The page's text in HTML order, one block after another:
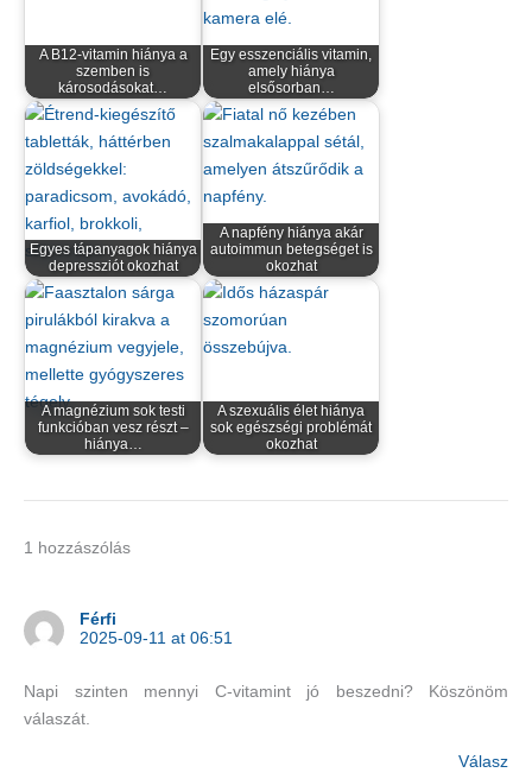
A B12-vitamin hiánya a
szemben is
károsodásokat…
Egy esszenciális vitamin,
amely hiánya
elsősorban…
Egyes tápanyagok hiánya
depressziót okozhat
A napfény hiánya akár
autoimmun betegséget is
okozhat
A magnézium sok testi
funkcióban vesz részt –
hiánya…
A szexuális élet hiánya
sok egészségi problémát
okozhat
1 hozzászólás
Férfi
2025-09-11 at 06:51
Napi szinten mennyi C-vitamint jó beszedni? Köszönöm
válaszát.
Válasz